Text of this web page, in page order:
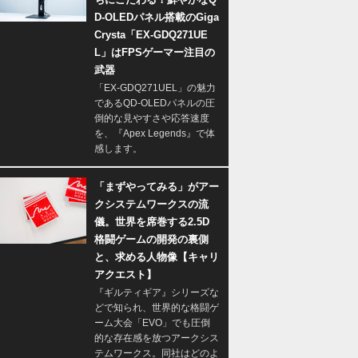
D-OLEDパネル搭載のGiga
Crysta「EX-GDQ271UE
L」はFPSゲーマー注目の
武器
「EX-GDQ271UEL」の魅力
であるQD-OLEDパネルの圧
倒的な見やすさや応答速度
を、『Apex Legends』で体
感します。
「まずやってみる」がアー
クシステムワークスの流
儀。世界を席巻する2.5D
格闘ゲームの開発の裏側
と、求める人物像【キャリ
アクエスト】
『ギルティギア』シリーズな
どで知られ、世界的な格闘ゲ
ーム大会「EVO」でも圧倒
的な存在感を放つアークシス
テムワークス。同社はどのよ